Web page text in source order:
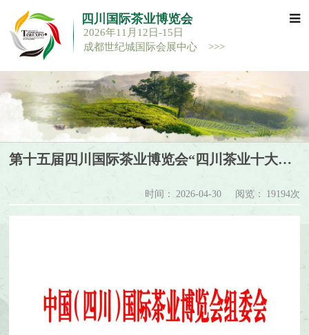
四川国际茶业博览会
2026年11月12日-15日
成都世纪城国际会展中心 >>>
第十五届四川国际茶业博览会“四川茶业十大企业品牌”评审结果公示
阅览： 19194次
时间： 2026-04-30